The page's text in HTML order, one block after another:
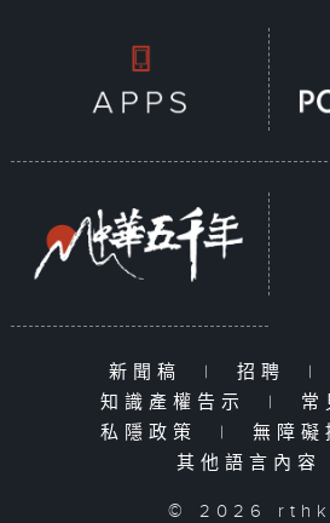
新聞稿 | 招聘 |
知識產權告示
| 常
私隱政策
| 無障礙
其他語言內容
© 2026